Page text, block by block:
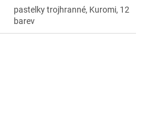
pastelky trojhranné, Kuromi, 12
barev